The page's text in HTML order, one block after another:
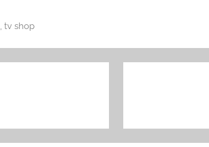
tv shop